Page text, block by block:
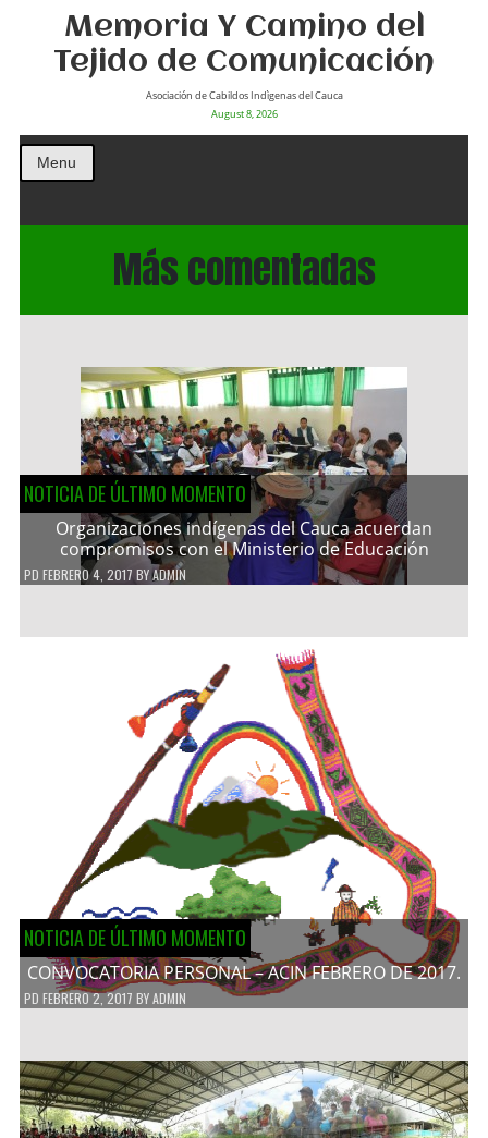
Memoria Y Camino del
Tejido de Comunicación
Asociación de Cabildos Indìgenas del Cauca
August 8, 2026
Menu
Más comentadas
NOTICIA DE ÚLTIMO MOMENTO
Organizaciones indígenas del Cauca acuerdan
compromisos con el Ministerio de Educación
PD FEBRERO 4, 2017 BYADMIN
NOTICIA DE ÚLTIMO MOMENTO
CONVOCATORIA PERSONAL – ACIN FEBRERO DE 2017.
PD FEBRERO 2, 2017 BYADMIN